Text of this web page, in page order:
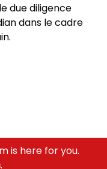
due diligence
dans le cadre
is here for you.
.